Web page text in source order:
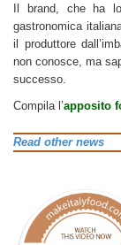
Il brand, che ha
gastronomica
il produttore
non conosce, ma
successo.
Compila l’apposito
Read other news